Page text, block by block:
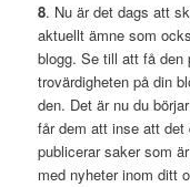
8. Nu är det dags att
aktuellt ämne som
blogg. Se till att få den
trovärdigheten på din
den. Det är nu du
får dem att inse att
publicerar saker som
med nyheter inom ditt